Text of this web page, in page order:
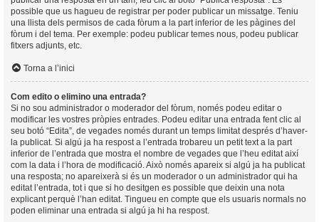
possible que us hagueu de registrar per poder publicar un missatge. Teniu
una llista dels permisos de cada fòrum a la part inferior de les pàgines del
fòrum i del tema. Per exemple: podeu publicar temes nous, podeu publicar
fitxers adjunts, etc.
Torna a l’inici
Com edito o elimino una entrada?
Si no sou administrador o moderador del fòrum, només podeu editar o
modificar les vostres pròpies entrades. Podeu editar una entrada fent clic al
seu botó “Edita”, de vegades només durant un temps limitat després d’haver-
la publicat. Si algú ja ha respost a l’entrada trobareu un petit text a la part
inferior de l’entrada que mostra el nombre de vegades que l’heu editat així
com la data i l’hora de modificació. Això només apareix si algú ja ha publicat
una resposta; no apareixerà si és un moderador o un administrador qui ha
editat l’entrada, tot i que si ho desitgen es possible que deixin una nota
explicant perquè l’han editat. Tingueu en compte que els usuaris normals no
poden eliminar una entrada si algú ja hi ha respost.